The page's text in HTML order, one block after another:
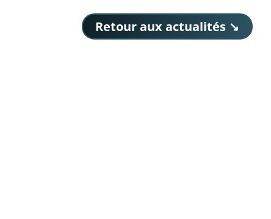
Retour aux actualités ↘